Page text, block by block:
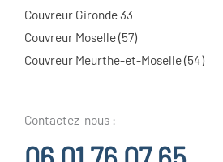
Couvreur Gironde 33
Couvreur Moselle (57)
Couvreur Meurthe-et-Moselle (54)
Contactez-nous :